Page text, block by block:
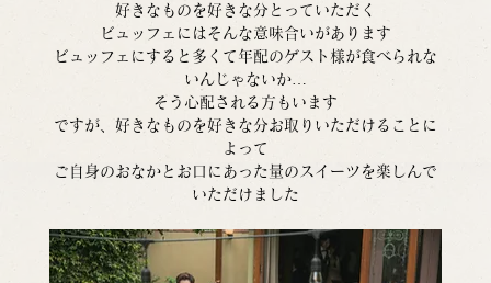
好きなものを好きな分とっていただく
ビュッフェにはそんな意味合いがあります
ビュッフェにすると多くて年配のゲスト様が食べられな
いんじゃないか…
そう心配される方もいます
ですが、好きなものを好きな分お取りいただけることに
よって
ご自身のおなかとお口にあった量のスイーツを楽しんで
いただけました